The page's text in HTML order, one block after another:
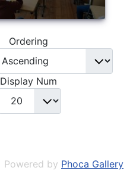
Ordering
Display Num
Powered by Phoca Gallery